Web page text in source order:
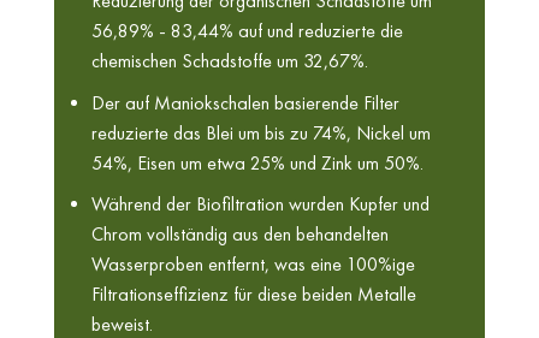
56,89% - 83,44% auf und reduzierte die
chemischen Schadstoffe um 32,67%.
Der auf Maniokschalen basierende Filter
reduzierte das Blei um bis zu 74%, Nickel um
54%, Eisen um etwa 25% und Zink um 50%.
Während der Biofiltration wurden Kupfer und
Chrom vollständig aus den behandelten
Wasserproben entfernt, was eine 100%ige
Filtrationseffizienz für diese beiden Metalle
beweist.